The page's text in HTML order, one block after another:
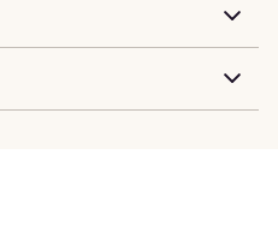
ha något gott och